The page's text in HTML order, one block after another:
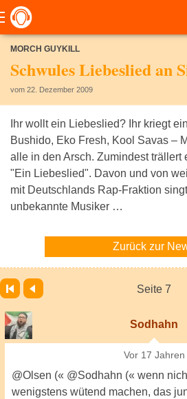
MORCH GUYKILL
Schwules Liebeslied an
vom 22. Dezember 2009
Ihr wollt ein Liebeslied? Ihr kriegt
Bushido, Eko Fresh, Kool Savas –
alle in den Arsch. Zumindest trällert
"Ein Liebeslied". Davon und von
mit Deutschlands Rap-Fraktion
unbekannte Musiker …
Zurück zur
Seite 7
Vor Letzte
Sodhahn
Vor 17 Jahren
@Olsen (« @Sodhahn (« wenn
wenigstens wütend machen, das